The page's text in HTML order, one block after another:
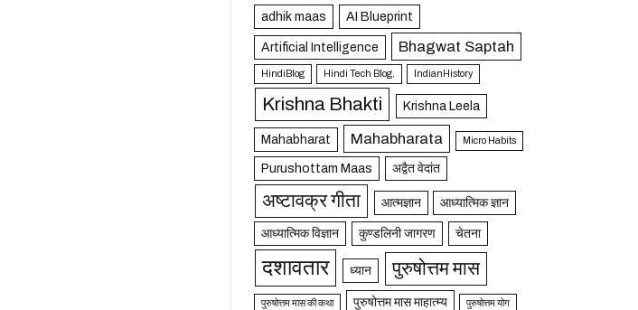
adhik maas AI Blueprint
Artificial Intelligence Bhagwat Saptah
HindiBlog Hindi Tech Blog. IndianHistory
Krishna Bhakti Krishna Leela
Mahabharat Mahabharata Micro Habits
Purushottam Maas अद्वैत वेदांत
अष्टावक्र गीता आत्मज्ञान आध्यात्मिक ज्ञान
आध्यात्मिक विज्ञान कुण्डलिनी जागरण चेतना
दशावतार ध्यान पुरुषोत्तम मास
पुरुषोत्तम मास की कथा पुरुषोत्तम मास माहात्म्य पुरुषोत्तम योग